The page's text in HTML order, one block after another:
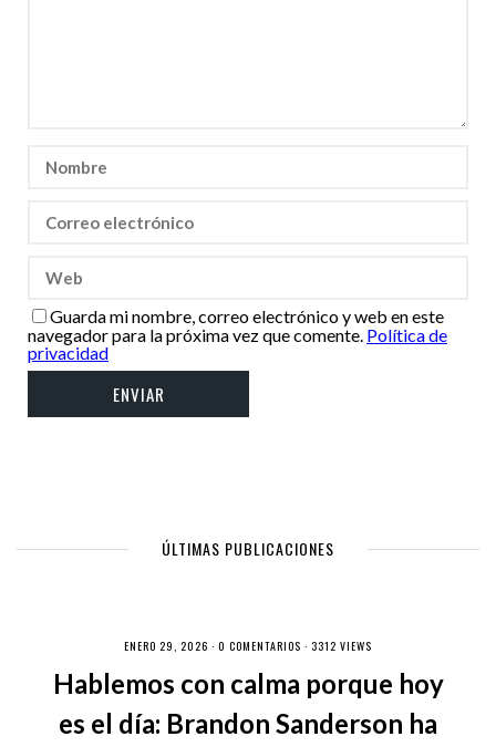
Guarda mi nombre, correo electrónico y web en este
navegador para la próxima vez que comente. Política de
privacidad
ÚLTIMAS PUBLICACIONES
ENERO 29, 2026 · 0 COMENTARIOS · 3312 VIEWS
Hablemos con calma porque hoy
es el día: Brandon Sanderson ha